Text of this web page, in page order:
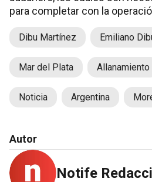
para completar con la
Dibu Martínez Emiliano
Mar del Plata Allanamiento
Noticia Argentina
Autor
Notife